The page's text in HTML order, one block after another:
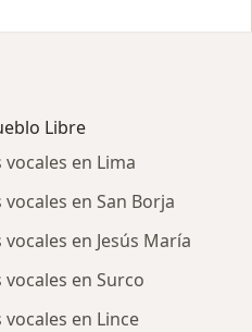
Libre
en Lima
en San Borja
en Jesús María
en Surco
en Lince